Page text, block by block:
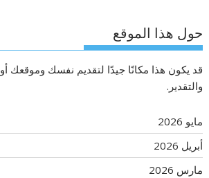
حول هذا الموقع
قد يكون هذا مكانًا جيدًا لتقديم نفسك وموقعك
والتقدير.
مايو 2026
أبريل 2026
مارس 2026